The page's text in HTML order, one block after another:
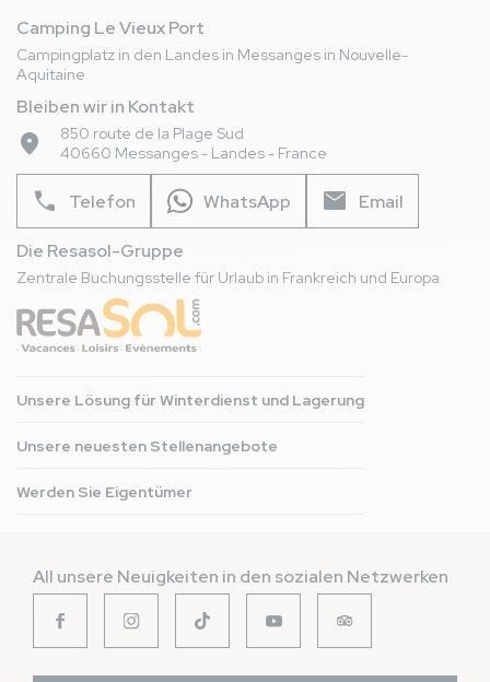
Camping Le Vieux Port
Campingplatz in den Landes in Messanges in Nouvelle-
Aquitaine
Bleiben wir in Kontakt
place
850 route de la Plage Sud
40660 Messanges - Landes - France
phone Telefon WhatsApp mail Email
Die Resasol-Gruppe
Zentrale Buchungsstelle für Urlaub in Frankreich und Europa
Unsere Lösung für Winterdienst und Lagerung
Unsere neuesten Stellenangebote
Werden Sie Eigentümer
All unsere Neuigkeiten in den sozialen Netzwerken